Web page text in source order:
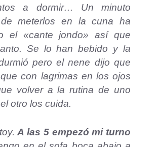
a dormir… Un minuto
meterlos en la cuna ha
el «cante jondo» así que
Se lo han bebido y la
pero el nene dijo que
con lagrimas en los ojos
volver a la rutina de uno
otro los cuida.
A las 5 empezó mi turno